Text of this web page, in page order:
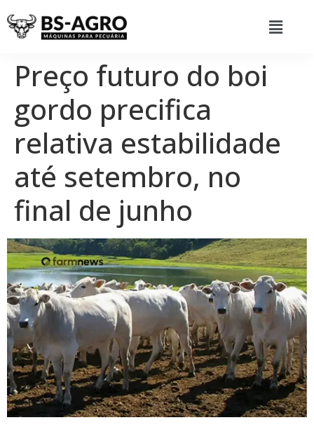
Preço futuro do boi
gordo precifica
relativa estabilidade
até setembro, no
final de junho